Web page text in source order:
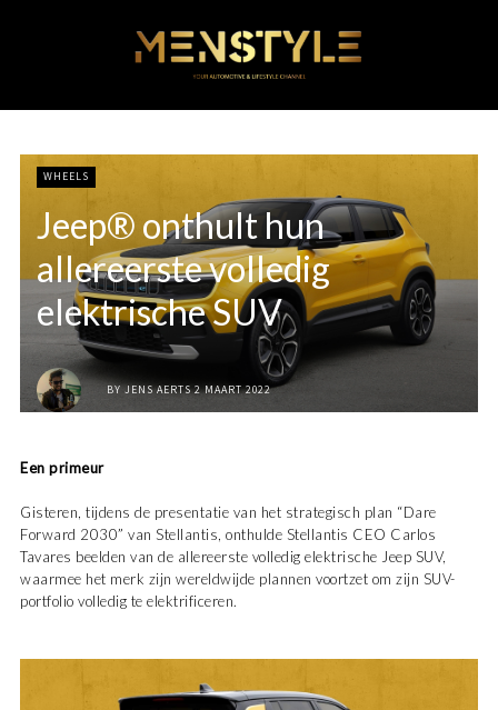
WHEELS
Jeep® onthult hun
allereerste volledig
elektrische SUV
BY JENS AERTS 2 MAART 2022
Een primeur
Gisteren, tijdens de presentatie van het strategisch plan “Dare
Forward 2030” van Stellantis, onthulde Stellantis CEO Carlos
Tavares beelden van de allereerste volledig elektrische Jeep SUV,
waarmee het merk zijn wereldwijde plannen voortzet om zijn SUV-
portfolio volledig te elektrificeren.